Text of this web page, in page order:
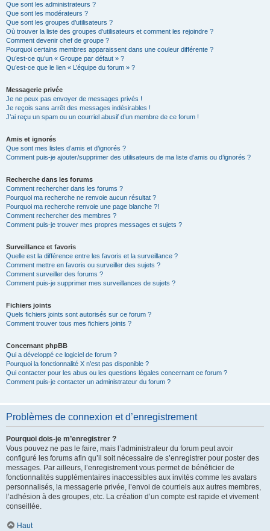
Que sont les administrateurs ?
Que sont les modérateurs ?
Que sont les groupes d’utilisateurs ?
Où trouver la liste des groupes d’utilisateurs et comment les rejoindre ?
Comment devenir chef de groupe ?
Pourquoi certains membres apparaissent dans une couleur différente ?
Qu’est-ce qu’un « Groupe par défaut » ?
Qu’est-ce que le lien « L’équipe du forum » ?
Messagerie privée
Je ne peux pas envoyer de messages privés !
Je reçois sans arrêt des messages indésirables !
J’ai reçu un spam ou un courriel abusif d’un membre de ce forum !
Amis et ignorés
Que sont mes listes d’amis et d’ignorés ?
Comment puis-je ajouter/supprimer des utilisateurs de ma liste d’amis ou d’ignorés ?
Recherche dans les forums
Comment rechercher dans les forums ?
Pourquoi ma recherche ne renvoie aucun résultat ?
Pourquoi ma recherche renvoie une page blanche ?!
Comment rechercher des membres ?
Comment puis-je trouver mes propres messages et sujets ?
Surveillance et favoris
Quelle est la différence entre les favoris et la surveillance ?
Comment mettre en favoris ou surveiller des sujets ?
Comment surveiller des forums ?
Comment puis-je supprimer mes surveillances de sujets ?
Fichiers joints
Quels fichiers joints sont autorisés sur ce forum ?
Comment trouver tous mes fichiers joints ?
Concernant phpBB
Qui a développé ce logiciel de forum ?
Pourquoi la fonctionnalité X n’est pas disponible ?
Qui contacter pour les abus ou les questions légales concernant ce forum ?
Comment puis-je contacter un administrateur du forum ?
Problèmes de connexion et d’enregistrement
Pourquoi dois-je m’enregistrer ?
Vous pouvez ne pas le faire, mais l’administrateur du forum peut avoir
configuré les forums afin qu’il soit nécessaire de s’enregistrer pour poster des
messages. Par ailleurs, l’enregistrement vous permet de bénéficier de
fonctionnalités supplémentaires inaccessibles aux invités comme les avatars
personnalisés, la messagerie privée, l’envoi de courriels aux autres membres,
l’adhésion à des groupes, etc. La création d’un compte est rapide et vivement
conseillée.
Haut